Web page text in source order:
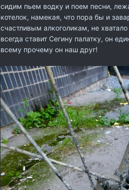
сидим пьем водку и поем песни,
котелок, намекая, что пора бы и
счастливым алкоголикам, не
всегда ставит Сегину палатку, он
всему прочему он наш друг!